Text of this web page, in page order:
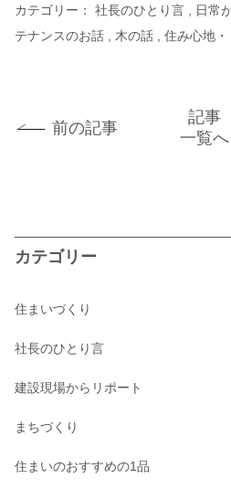
カテゴリー： 社長のひとり言 日常
テナンスのお話
木の話 住み心地
前の記事
記事
一覧へ
カテゴリー
住まいづくり
社長のひとり言
建設現場からリポート
まちづくり
住まいのおすすめの1品